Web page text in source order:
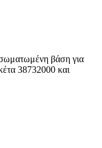
βάση για
38732000 και